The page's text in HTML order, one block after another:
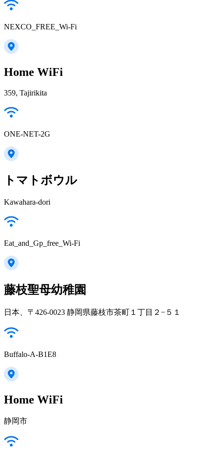
NEXCO_FREE_Wi-Fi
Home WiFi
359, Tajirikita
ONE-NET-2G
トマトボウル
Kawahara-dori
Eat_and_Gp_free_Wi-Fi
藤枝聖母幼稚園
日本、〒426-0023 静岡県藤枝市茶町１丁目２−５１
Buffalo-A-B1E8
Home WiFi
静岡市